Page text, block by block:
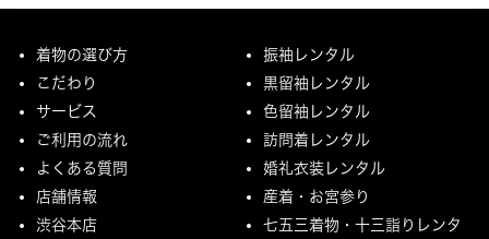
着物の選び方
こだわり
サービス
ご利用の流れ
よくある質問
店舗情報
渋谷本店
振袖レンタル
黒留袖レンタル
色留袖レンタル
訪問着レンタル
婚礼衣装レンタル
産着・お宮参り
七五三着物・十三詣りレンタ